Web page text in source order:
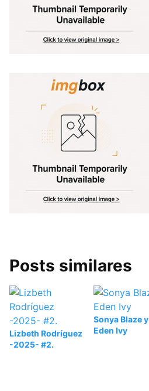
Posts similares
Lizbeth Rodríguez
-2025- #2.
Sonya Blaze y
Eden Ivy